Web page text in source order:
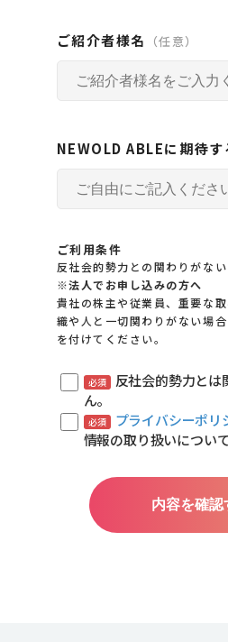
ご紹介者様名 （任意）
NEWOLD ABLEに期待す
ご利用条件
反社会的勢力との関わりがない
※法人でお申し込みの方へ
貴社の株主や従業員、重要な
織や人と一切関わりがない場
を付けてください。
必須
反社会的勢力とは
ん。
必須 プライバシーポリ
情報の取り扱いについ
内容を確認